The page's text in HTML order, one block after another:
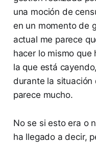
una moción de
en un momento de
actual me parece
hacer lo mismo que
la que está
durante la situación
parece mucho.
No se si esto era o
ha llegado a decir,